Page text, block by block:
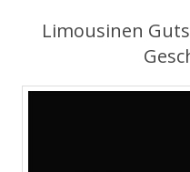
Limousinen